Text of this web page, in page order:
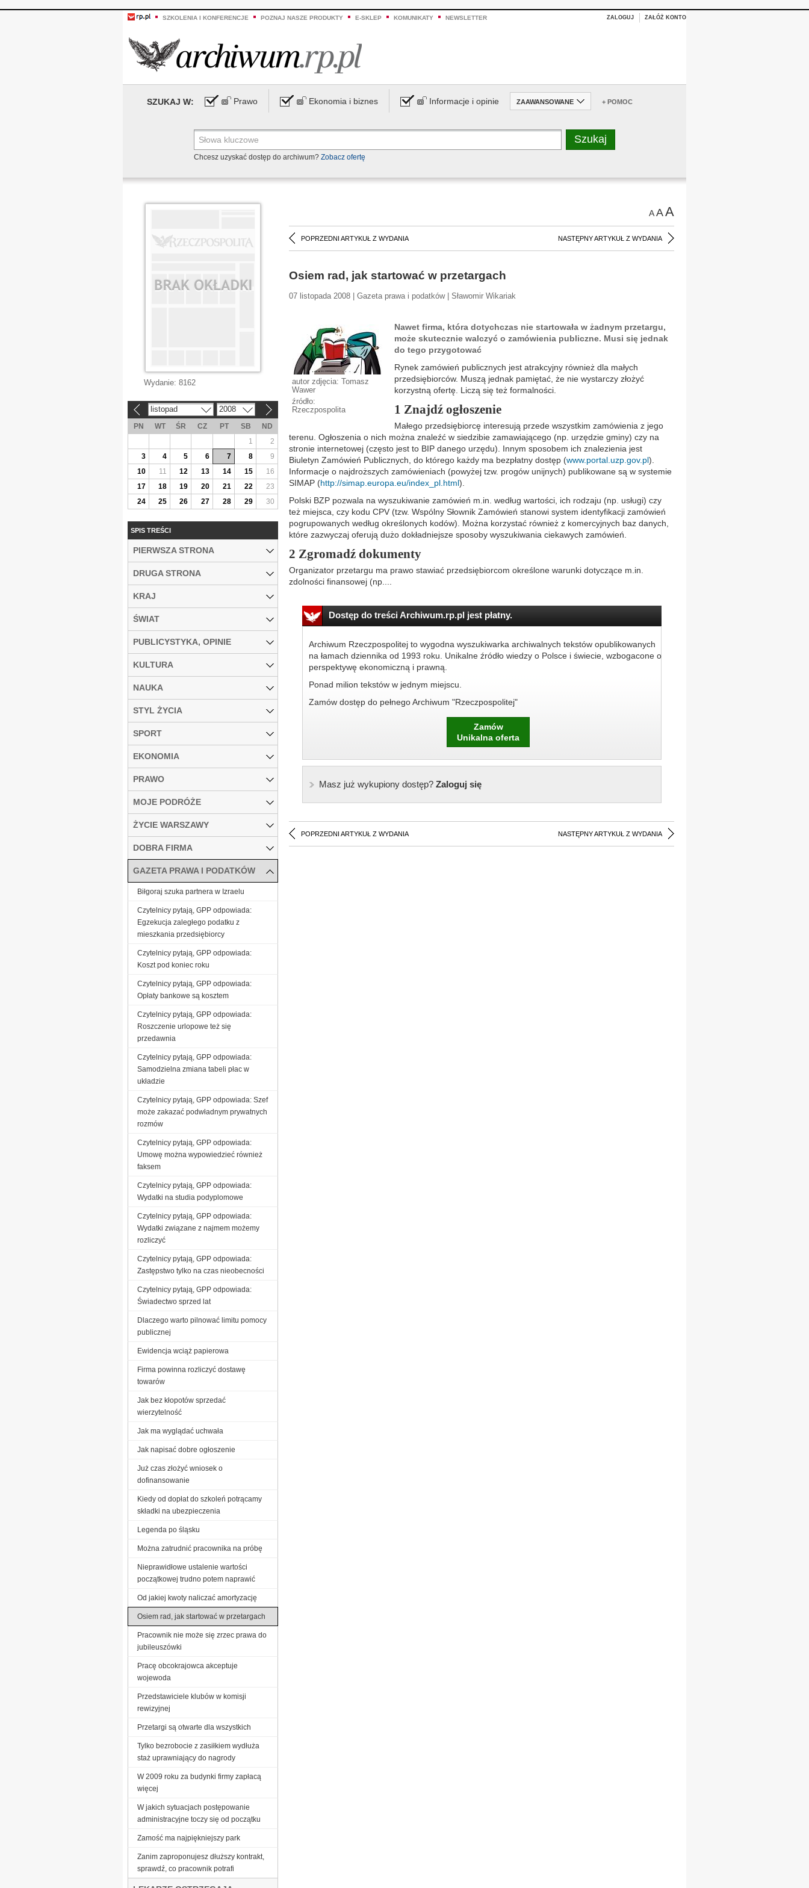
SZKOLENIA I KONFERENCJE POZNAJ NASZE PRODUKTY E-SKLEP KOMUNIKATY NEWSLETTER ZALOGUJ ZAŁÓŻ KONTO
SZUKAJ W: Prawo Ekonomia i biznes Informacje i opinie ZAAWANSOWANE + POMOC
Chcesz uzyskać dostęp do archiwum? Zobacz ofertę
AAA
POPRZEDNI ARTYKUŁ Z WYDANIA NASTĘPNY ARTYKUŁ Z WYDANIA
Osiem rad, jak startować w przetargach
07 listopada 2008 | Gazeta prawa i podatków | Sławomir Wikariak
autor zdjęcia: Tomasz
Wawer
źródło:
Rzeczpospolita
Nawet firma, która dotychczas nie startowała w żadnym przetargu,
może skutecznie walczyć o zamówienia publiczne. Musi się jednak
do tego przygotować
Rynek zamówień publicznych jest atrakcyjny również dla małych
przedsiębiorców. Muszą jednak pamiętać, że nie wystarczy złożyć
korzystną ofertę. Liczą się też formalności.
1 Znajdź ogłoszenie
Małego przedsiębiorcę interesują przede wszystkim zamówienia z jego
terenu. Ogłoszenia o nich można znaleźć w siedzibie zamawiającego (np. urzędzie gminy) czy na
stronie internetowej (często jest to BIP danego urzędu). Innym sposobem ich znalezienia jest
Biuletyn Zamówień Publicznych, do którego każdy ma bezpłatny dostęp (www.portal.uzp.gov.pl).
Informacje o najdroższych zamówieniach (powyżej tzw. progów unijnych) publikowane są w systemie
SIMAP (http://simap.europa.eu/index_pl.html).
Polski BZP pozwala na wyszukiwanie zamówień m.in. według wartości, ich rodzaju (np. usługi) czy
też miejsca, czy kodu CPV (tzw. Wspólny Słownik Zamówień stanowi system identyfikacji zamówień
pogrupowanych według określonych kodów). Można korzystać również z komercyjnych baz danych,
które zazwyczaj oferują dużo dokładniejsze sposoby wyszukiwania ciekawych zamówień.
2 Zgromadź dokumenty
Organizator przetargu ma prawo stawiać przedsiębiorcom określone warunki dotyczące m.in.
zdolności finansowej (np....
Dostęp do treści Archiwum.rp.pl jest płatny.
Archiwum Rzeczpospolitej to wygodna wyszukiwarka archiwalnych tekstów opublikowanych
na łamach dziennika od 1993 roku. Unikalne źródło wiedzy o Polsce i świecie, wzbogacone o
perspektywę ekonomiczną i prawną.
Ponad milion tekstów w jednym miejscu.
Zamów dostęp do pełnego Archiwum "Rzeczpospolitej"
Zamów
Unikalna oferta
Masz już wykupiony dostęp?Zaloguj się
POPRZEDNI ARTYKUŁ Z WYDANIA NASTĘPNY ARTYKUŁ Z WYDANIA
Wydanie: 8162
listopad 2008
PN WT ŚR CZ PT SB
ND
1
2
3
4 5 6 7 8
9
10
11 12 13 14 15
16
17
18 19 20 21 22
23
24
25 26 27 28 29 30
SPIS TREŚCI
PIERWSZA STRONA
DRUGA STRONA
KRAJ
ŚWIAT
PUBLICYSTYKA, OPINIE
KULTURA
NAUKA
STYL ŻYCIA
SPORT
EKONOMIA
PRAWO
MOJE PODRÓŻE
ŻYCIE WARSZAWY
DOBRA FIRMA
GAZETA PRAWA I PODATKÓW
Biłgoraj szuka partnera w Izraelu
Czytelnicy pytają, GPP odpowiada:
Egzekucja zaległego podatku z
mieszkania przedsiębiorcy
Czytelnicy pytają, GPP odpowiada:
Koszt pod koniec roku
Czytelnicy pytają, GPP odpowiada:
Opłaty bankowe są kosztem
Czytelnicy pytają, GPP odpowiada:
Roszczenie urlopowe też się
przedawnia
Czytelnicy pytają, GPP odpowiada:
Samodzielna zmiana tabeli płac w
układzie
Czytelnicy pytają, GPP odpowiada: Szef
może zakazać podwładnym prywatnych
rozmów
Czytelnicy pytają, GPP odpowiada:
Umowę można wypowiedzieć również
faksem
Czytelnicy pytają, GPP odpowiada:
Wydatki na studia podyplomowe
Czytelnicy pytają, GPP odpowiada:
Wydatki związane z najmem możemy
rozliczyć
Czytelnicy pytają, GPP odpowiada:
Zastępstwo tylko na czas nieobecności
Czytelnicy pytają, GPP odpowiada:
Świadectwo sprzed lat
Dlaczego warto pilnować limitu pomocy
publicznej
Ewidencja wciąż papierowa
Firma powinna rozliczyć dostawę
towarów
Jak bez kłopotów sprzedać
wierzytelność
Jak ma wyglądać uchwała
Jak napisać dobre ogłoszenie
Już czas złożyć wniosek o
dofinansowanie
Kiedy od dopłat do szkoleń potrącamy
składki na ubezpieczenia
Legenda po śląsku
Można zatrudnić pracownika na próbę
Nieprawidłowe ustalenie wartości
początkowej trudno potem naprawić
Od jakiej kwoty naliczać amortyzację
Osiem rad, jak startować w przetargach
Pracownik nie może się zrzec prawa do
jubileuszówki
Pracę obcokrajowca akceptuje
wojewoda
Przedstawiciele klubów w komisji
rewizyjnej
Przetargi są otwarte dla wszystkich
Tylko bezrobocie z zasiłkiem wydłuża
staż uprawniający do nagrody
W 2009 roku za budynki firmy zapłacą
więcej
W jakich sytuacjach postępowanie
administracyjne toczy się od początku
Zamość ma najpiękniejszy park
Zanim zaproponujesz dłuższy kontrakt,
sprawdź, co pracownik potrafi